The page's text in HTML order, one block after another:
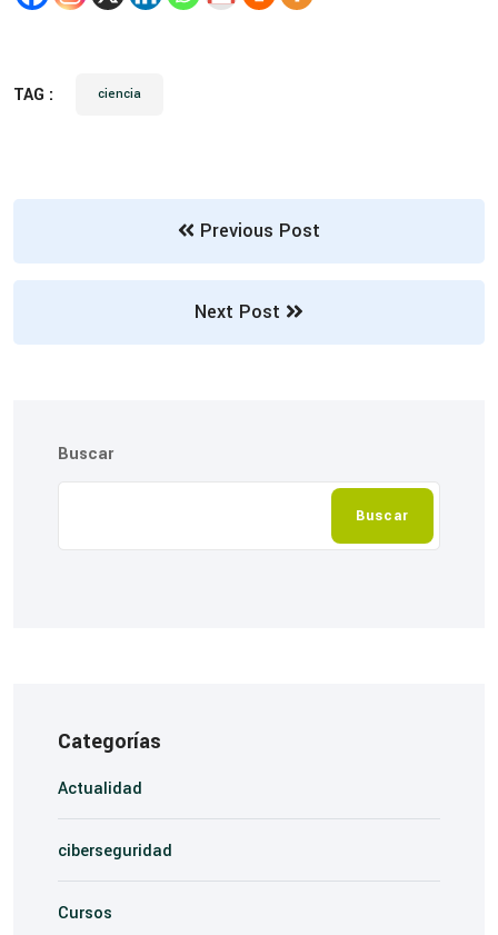
TAG : ciencia
Previous Post
Next Post
Buscar
Buscar
Categorías
Actualidad
ciberseguridad
Cursos